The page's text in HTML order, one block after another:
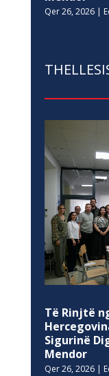
Qer 26, 2026|
Të Rinjtë
Sigurinë
Mendor
Qer 26, 2026|